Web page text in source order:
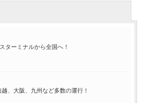
ターミナルから全国へ！
、大阪、九州など多数の運行！